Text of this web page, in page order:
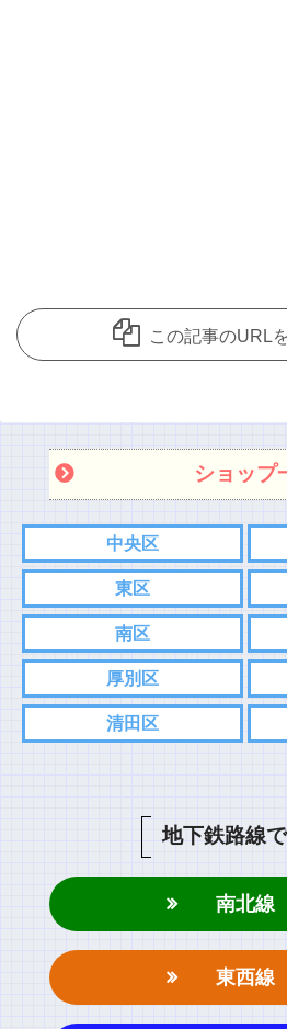
この記事のURL
ショップ
中央区
東区
南区
厚別区
清田区
地下鉄路線
南北線
東西線